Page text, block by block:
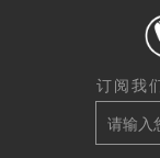
订阅我